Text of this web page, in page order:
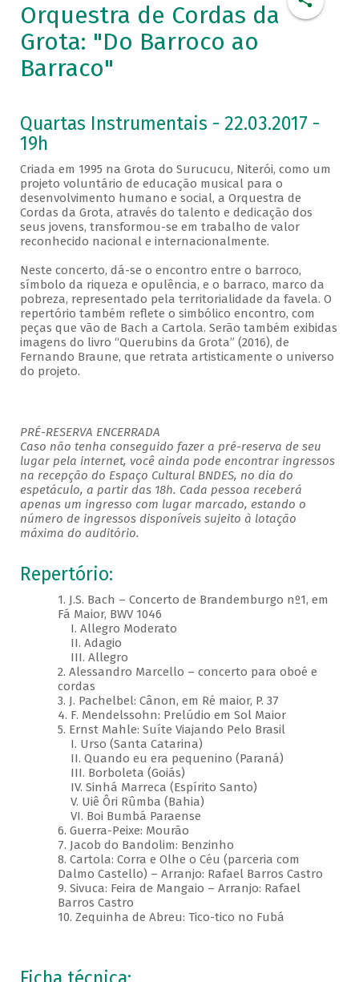
Orquestra de Cordas da
Grota: "Do Barroco ao
Barraco"
Quartas Instrumentais - 22.03.2017 -
19h
Criada em 1995 na Grota do Surucucu, Niterói, como um
projeto voluntário de educação musical para o
desenvolvimento humano e social, a Orquestra de
Cordas da Grota, através do talento e dedicação dos
seus jovens, transformou-se em trabalho de valor
reconhecido nacional e internacionalmente.
Neste concerto, dá-se o encontro entre o barroco,
símbolo da riqueza e opulência, e o barraco, marco da
pobreza, representado pela territorialidade da favela. O
repertório também reflete o simbólico encontro, com
peças que vão de Bach a Cartola. Serão também exibidas
imagens do livro “Querubins da Grota” (2016), de
Fernando Braune, que retrata artisticamente o universo
do projeto.
PRÉ-RESERVA ENCERRADA
Caso não tenha conseguido fazer a pré-reserva de seu
lugar pela internet, você ainda pode encontrar ingressos
na recepção do Espaço Cultural BNDES, no dia do
espetáculo, a partir das 18h. Cada pessoa receberá
apenas um ingresso com lugar marcado, estando o
número de ingressos disponíveis sujeito à lotação
máxima do auditório.
Repertório:
1. J.S. Bach – Concerto de Brandemburgo nº1, em
Fá Maior, BWV 1046
I. Allegro Moderato
II. Adagio
III. Allegro
2. Alessandro Marcello – concerto para oboé e
cordas
3. J. Pachelbel: Cânon, em Ré maior, P. 37
4. F. Mendelssohn: Prelúdio em Sol Maior
5. Ernst Mahle: Suíte Viajando Pelo Brasil
I. Urso (Santa Catarina)
II. Quando eu era pequenino (Paraná)
III. Borboleta (Goiás)
IV. Sinhá Marreca (Espírito Santo)
V. Uiê Ôri Rûmba (Bahia)
VI. Boi Bumbá Paraense
6. Guerra-Peixe: Mourão
7. Jacob do Bandolim: Benzinho
8. Cartola: Corra e Olhe o Céu (parceria com
Dalmo Castello) – Arranjo: Rafael Barros Castro
9. Sivuca: Feira de Mangaio – Arranjo: Rafael
Barros Castro
10. Zequinha de Abreu: Tico-tico no Fubá